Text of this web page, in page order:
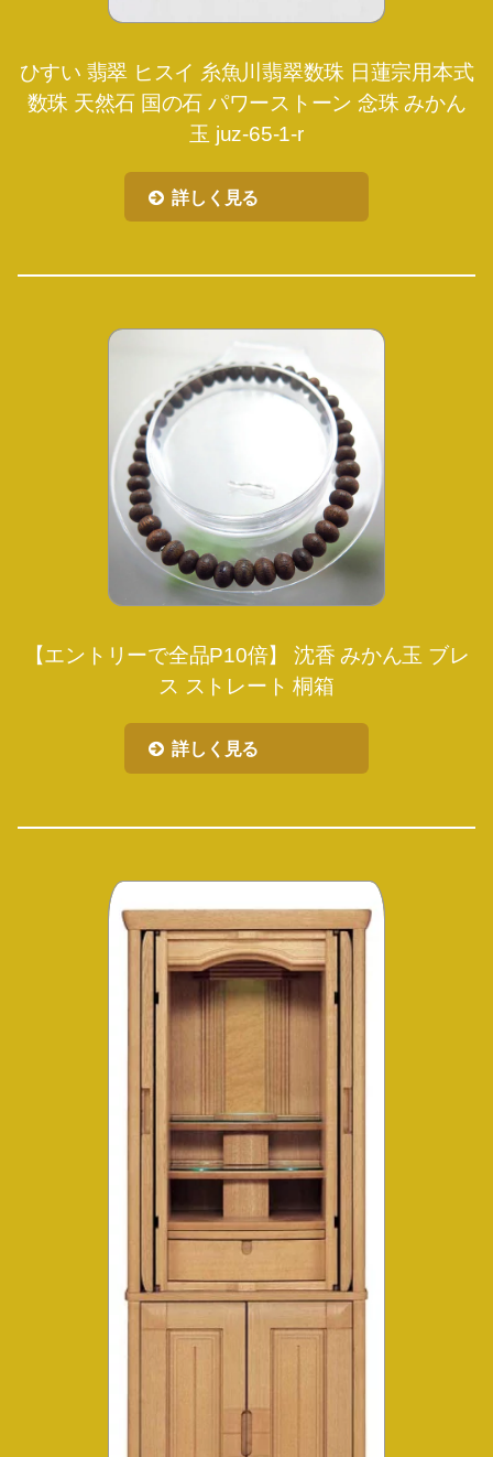
ひすい 翡翠 ヒスイ 糸魚川翡翠数珠 日蓮宗用本式
数珠 天然石 国の石 パワーストーン 念珠 みかん
玉 juz-65-1-r
詳しく見る
【エントリーで全品P10倍】 沈香 みかん玉 ブレ
ス ストレート 桐箱
詳しく見る